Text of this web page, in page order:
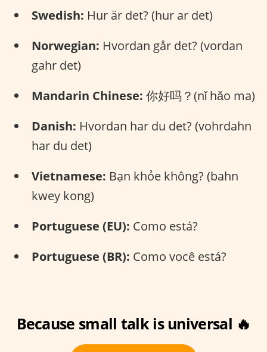
Swedish: Hur är det? (hur ar det)
Norwegian: Hvordan går det? (vordan
gahr det)
Mandarin Chinese: 你好吗？(nǐ hǎo ma)
Danish: Hvordan har du det? (vohrdahn
har du det)
Vietnamese: Bạn khỏe không? (bahn
kwey kong)
Portuguese (EU): Como está?
Portuguese (BR): Como você está?
Because small talk is universal 🔥